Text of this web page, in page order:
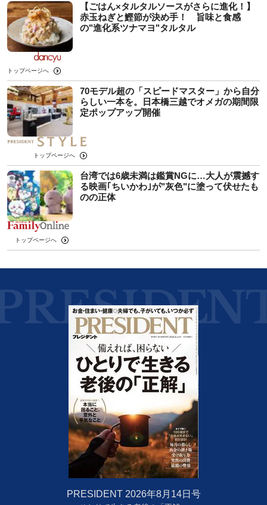
【ごはん×タルタルソースがさらに進化！】
赤玉ねぎと鰹節が決め手！ 旨味と食感
の"進化系ツナマヨ"タルタル
トップページへ
70モデル超の「スピードマスター」から自分
らしい一本を。日本橋三越でオメガの期間限
定ポップアップ開催
トップページへ
台湾では6歳未満は鑑賞NGに…大人が震撼す
る映画｢ちいかわ｣が"灰色"に塗って伏せたも
のの正体
トップページへ
PRESIDENT 2026年8月14日号